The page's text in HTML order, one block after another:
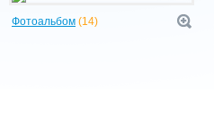
Фотоальбом (14)